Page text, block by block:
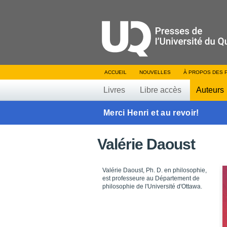
ACCUEIL NOUVELLES À PROPOS DES
Livres Libre accès Auteurs
Merci Henri et au revoir!
Valérie Daoust
Valérie Daoust, Ph. D. en philosophie,
est professeure au Département de
philosophie de l'Université d'Ottawa.